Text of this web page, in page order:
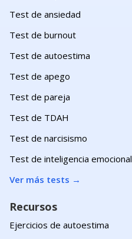
Test de ansiedad
Test de burnout
Test de autoestima
Test de apego
Test de pareja
Test de TDAH
Test de narcisismo
Test de inteligencia emocional
Ver más tests →
Recursos
Ejercicios de autoestima